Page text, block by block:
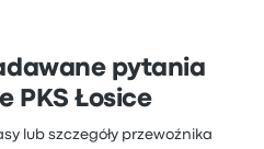
pytania
PKS Łosice
lub szczegóły przewoźnika